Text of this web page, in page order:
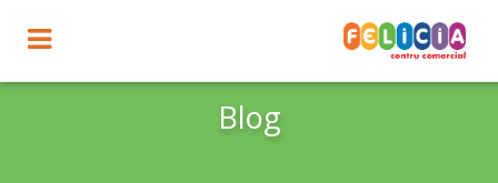
Toggle
navigation
Blog